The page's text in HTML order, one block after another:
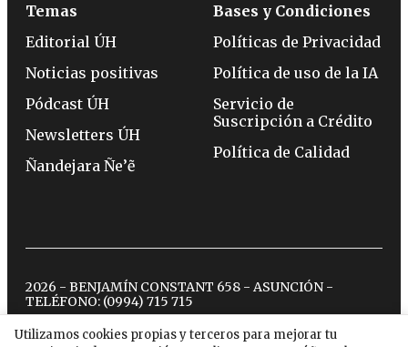
Utilizamos cookies propias y terceros para mejorar tu
Temas
Editorial ÚH
Noticias positivas
Pódcast ÚH
Newsletters ÚH
Ñandejara Ñe’ẽ
Bases y Condiciones
Políticas de Privacidad
Política de uso de la IA
Servicio de
Suscripción a Crédito
Política de Calidad
2026 - BENJAMÍN CONSTANT 658 - ASUNCIÓN -
TELÉFONO: (0994) 715 715